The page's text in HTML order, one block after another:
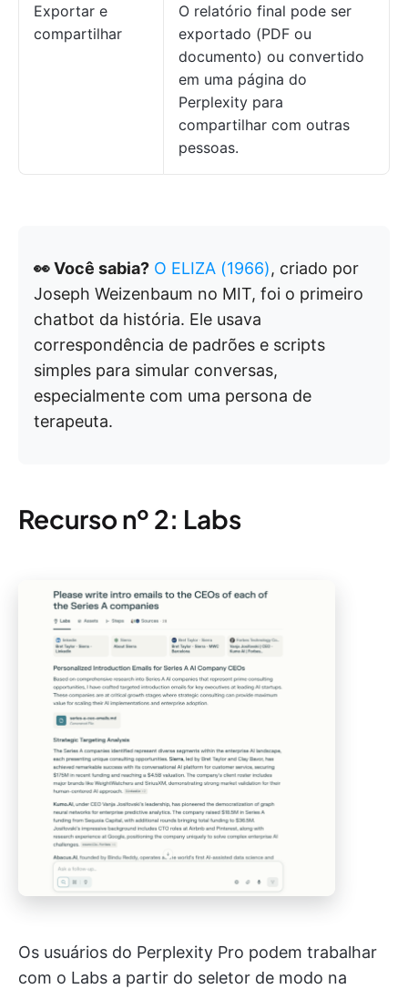
Exportar e
compartilhar
O relatório final pode ser
exportado (PDF ou
documento) ou convertido
em uma página do
Perplexity para
compartilhar com outras
pessoas.
👀 Você sabia? O ELIZA (1966), criado por
Joseph Weizenbaum no MIT, foi o primeiro
chatbot da história. Ele usava
correspondência de padrões e scripts
simples para simular conversas,
especialmente com uma persona de
terapeuta.
Recurso nº 2: Labs
Os usuários do Perplexity Pro podem trabalhar
com o Labs a partir do seletor de modo na